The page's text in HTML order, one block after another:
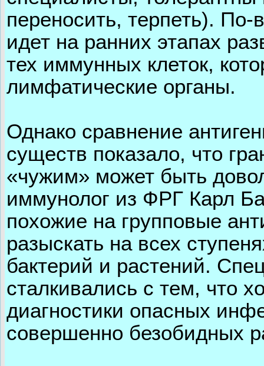
переносить, терпеть).
идет на ранних этапах
тех иммунных клеток,
лимфатические органы.
Однако сравнение
существ показало, что
«чужим» может быть
иммунолог из ФРГ Карл
похожие на групповые
разыскать на всех
бактерий и растений.
сталкивались с тем, что
диагностики опасных
совершенно безобидных